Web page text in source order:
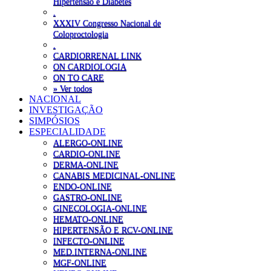
XXXIV Congresso Nacional de
Coloproctologia
CARDIORRENAL LINK
ON CARDIOLOGIA
ON TO CARE
» Ver todos
NACIONAL
INVESTIGAÇÃO
SIMPÓSIOS
ESPECIALIDADE
ALERGO-ONLINE
CARDIO-ONLINE
DERMA-ONLINE
CANABIS MEDICINAL-ONLINE
ENDO-ONLINE
GASTRO-ONLINE
GINECOLOGIA-ONLINE
HEMATO-ONLINE
HIPERTENSÃO E RCV-ONLINE
INFECTO-ONLINE
MED.INTERNA-ONLINE
MGF-ONLINE